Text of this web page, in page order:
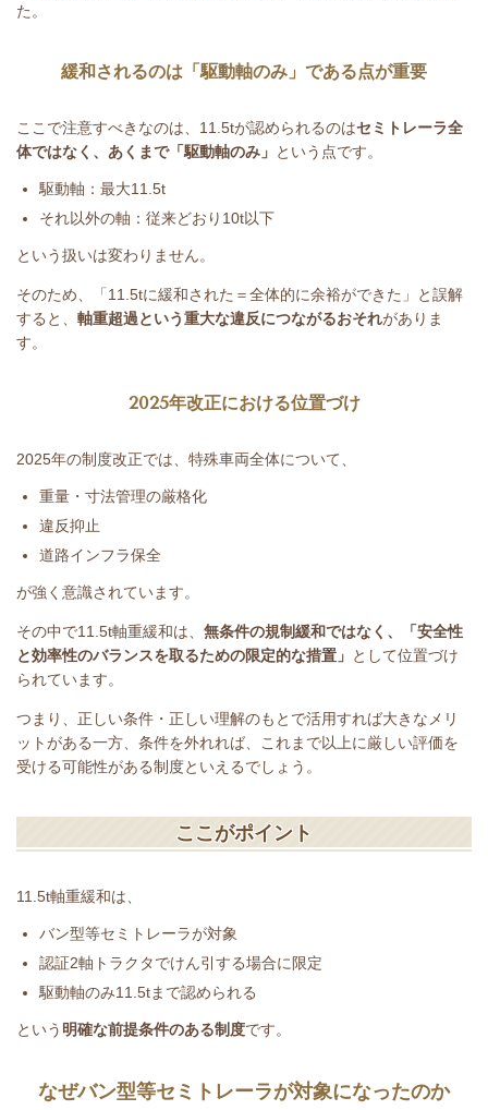
た。
緩和されるのは「駆動軸のみ」である点が重要
ここで注意すべきなのは、 11.5tが認められるのはセミトレーラ全
体ではなく、あくまで「駆動軸のみ」 という点です。
駆動軸：最大11.5t
それ以外の軸：従来どおり 10t以下
という扱いは変わりません。
そのため、「11.5tに緩和された＝全体的に余裕ができた」と誤解
すると、 軸重超過という重大な違反につながるおそれがありま
す。
2025年改正における位置づけ
2025年の制度改正では、特殊車両全体について、
重量・寸法管理の厳格化
違反抑止
道路インフラ保全
が強く意識されています。
その中で11.5t軸重緩和は、 無条件の規制緩和ではなく、「安全性
と効率性のバランスを取るための限定的な措置」 として位置づけ
られています。
つまり、正しい条件・正しい理解のもとで活用すれば大きなメリ
ットがある一方、条件を外れれば、これまで以上に厳しい評価を
受ける可能性がある制度といえるでしょう。
ここがポイント
11.5t軸重緩和は、
バン型等セミトレーラが対象
認証2軸トラクタでけん引する場合に限定
駆動軸のみ11.5tまで認められる
という 明確な前提条件のある制度です。
なぜバン型等セミトレーラが対象になったのか